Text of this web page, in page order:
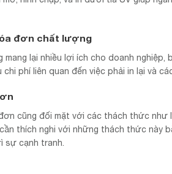
đơn chất lượng
lại nhiều lợi ích cho doanh nghiệp,
phí liên quan đến việc phải in lại và
cũng đối mặt với các thách thức
thích nghi với những thách thức này
sự cạnh tranh.